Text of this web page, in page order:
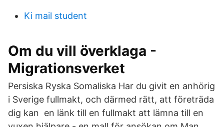
Ki mail student
Om du vill överklaga -
Migrationsverket
Persiska Ryska Somaliska Har du givit en anhörig
i Sverige fullmakt, och därmed rätt, att företräda
dig kan en länk till en fullmakt att lämna till en